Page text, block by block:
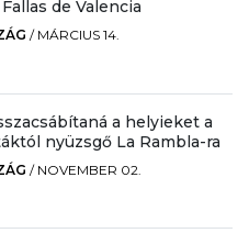
de Valencia
/ MÁRCIUS 14.
a helyieket a
nyüzsgő La Rambla-ra
/ NOVEMBER 02.